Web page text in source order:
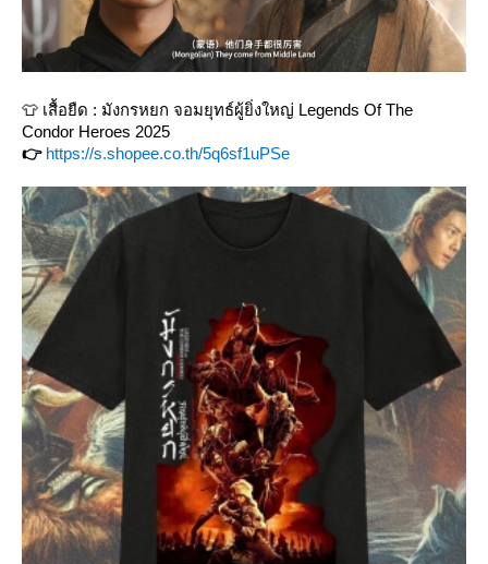
👕 เสื้อยืด : มังกรหยก จอมยุทธ์ผู้ยิ่งใหญ่ Legends Of The
Condor Heroes 2025
👉 https://s.shopee.co.th/5q6sf1uPSe